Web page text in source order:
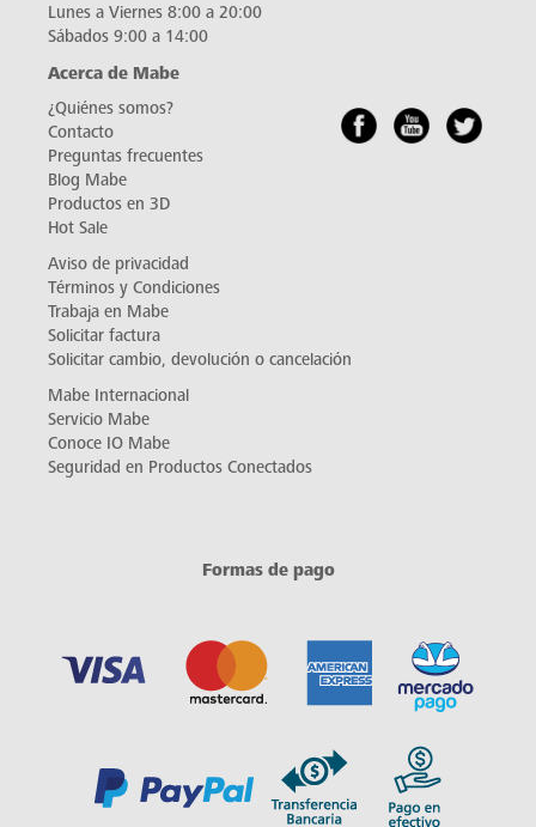
Lunes a Viernes 8:00 a 20:00
Sábados 9:00 a 14:00
Acerca de Mabe
¿Quiénes somos?
Contacto
Preguntas frecuentes
Blog Mabe
Productos en 3D
Hot Sale
Aviso de privacidad
Términos y Condiciones
Trabaja en Mabe
Solicitar factura
Solicitar cambio, devolución o cancelación
Mabe Internacional
Servicio Mabe
Conoce IO Mabe
Seguridad en Productos Conectados
Formas de pago